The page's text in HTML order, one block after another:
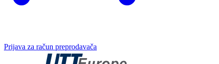
Prijava za račun preprodavača